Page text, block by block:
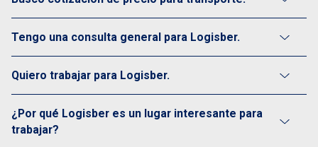
Tengo una consulta general para Logisber.
Quiero trabajar para Logisber.
¿Por qué Logisber es un lugar interesante para
trabajar?